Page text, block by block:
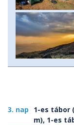
3. nap
1-es tábor
m), 1-es